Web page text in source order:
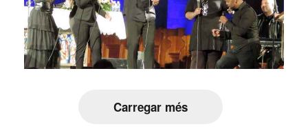
Carregar més